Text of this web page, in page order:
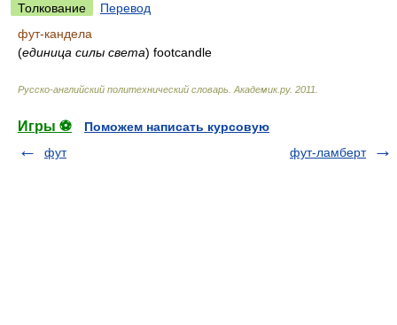
Толкование
Перевод
фут-кандела
(единица силы света) footcandle
Русско-английский политехнический словарь Академик.ру. 2011
Игры ⚽
Поможем написать курсовую
фут
фут-ламберт